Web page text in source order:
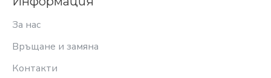
За нас
Връщане и замяна
Контакти